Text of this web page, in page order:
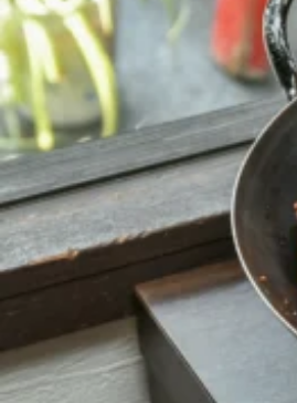
CULTURE
すべて
関西で開催。
おすすめの展覧会
おすすめの映画
誠光社で選びました。